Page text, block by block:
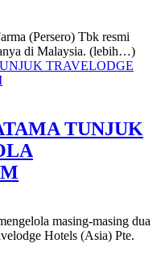
(Persero) Tbk resmi
di Malaysia. (lebih…)
TUNJUK
masing-masing dua
Hotels (Asia) Pte.